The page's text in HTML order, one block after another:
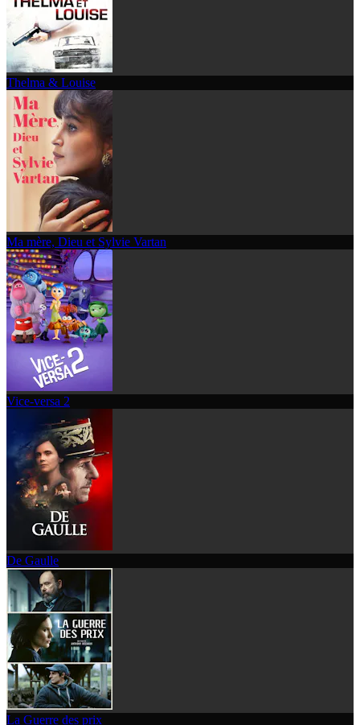
Thelma & Louise
Ma mère, Dieu et Sylvie Vartan
Vice-versa 2
De Gaulle
La Guerre des prix